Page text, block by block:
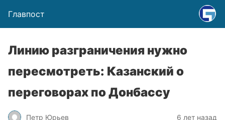
Главпост
Линию разграничения нужно
пересмотреть: Казанский о
переговорах по Донбассу
Петр Юрьев 6 лет назад